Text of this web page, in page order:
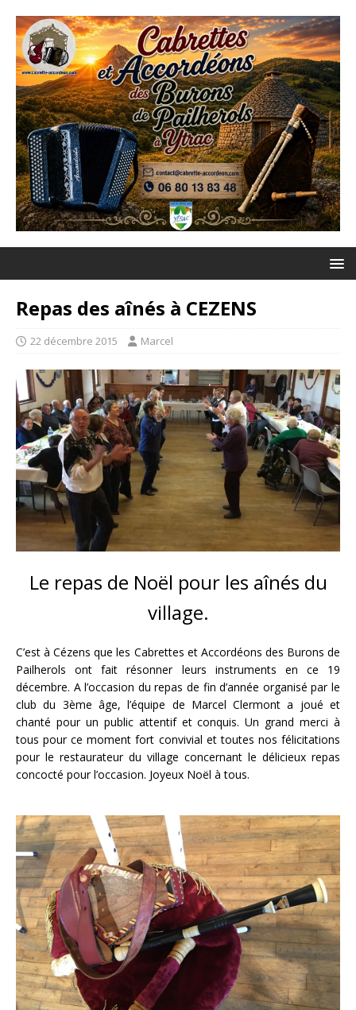
Repas des aînés à CEZENS
22 décembre 2015 Marcel
Le repas de Noël pour les aînés du
village.
C’est à Cézens que les Cabrettes et Accordéons des Burons de
Pailherols ont fait résonner leurs instruments en ce 19
décembre. A l’occasion du repas de fin d’année organisé par le
club du 3ème âge, l’équipe de Marcel Clermont a joué et
chanté pour un public attentif et conquis. Un grand merci à
tous pour ce moment fort convivial et toutes nos félicitations
pour le restaurateur du village concernant le délicieux repas
concocté pour l’occasion. Joyeux Noël à tous.